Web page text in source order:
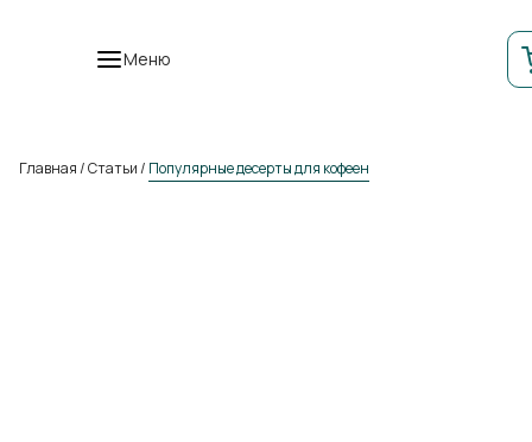
Меню
Главная/Статьи/ Популярные десерты для кофеен